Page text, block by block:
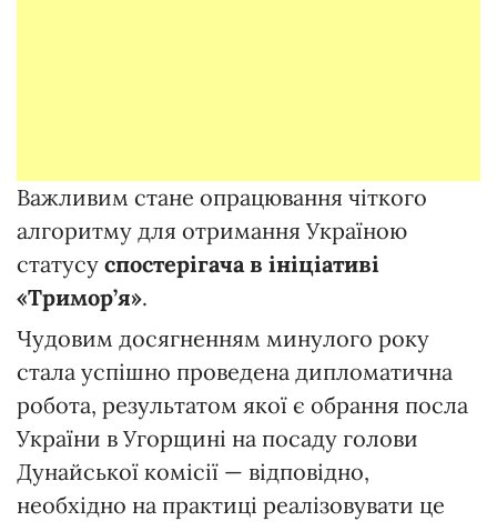
Важливим стане опрацювання чіткого
алгоритму для отримання Україною
статусу спостерігача в ініціативі
«Тримор’я».
Чудовим досягненням минулого року
стала успішно проведена дипломатична
робота, результатом якої є обрання посла
України в Угорщині на посаду голови
Дунайської комісії — відповідно,
необхідно на практиці реалізовувати це